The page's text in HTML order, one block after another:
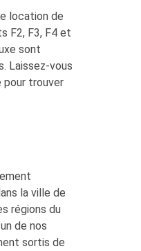
location de
F2, F3, F4 et
sont
Laissez-vous
pour trouver
la ville de
régions du
de nos
sortis de